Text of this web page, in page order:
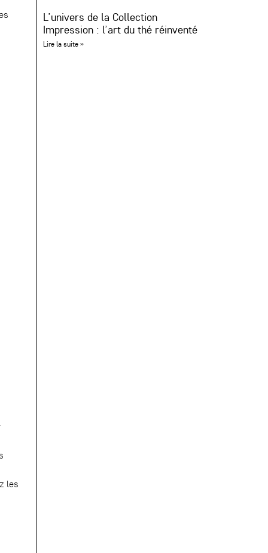
les
L’univers de la Collection
Impression : l’art du thé réinventé
Lire la suite »